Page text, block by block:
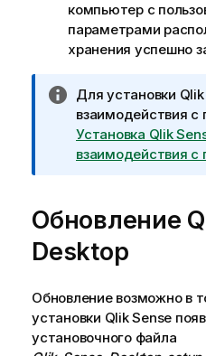
компьютер с
параметрами
хранения успешно
П
р
и
м
а
н
и
к
и
н
Для установки
взаимодействия с
Установка Qlik
взаимодействия с
Обновление
Desktop
Обновление возможно в
установки Qlik Sense
установочного файла